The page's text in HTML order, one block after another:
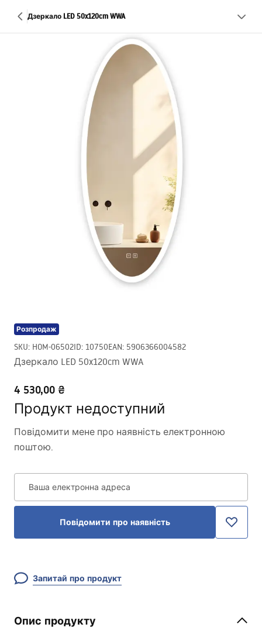
Дзеркало LED 50x120cm WWA
Розпродаж
SKU: HOM-06502ID: 10750EAN: 5906366004582
Дзеркало LED 50x120cm WWA
4 530,00 ₴
Продукт недоступний
Повідомити мене про наявність електронною
поштою.
Ваша електронна адреса
Повідомити про наявність
Запитай про продукт
Опис продукту